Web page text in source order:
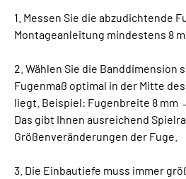
1. Messen Sie die abzudichtende
Montageanleitung mindestens 8
2. Wählen Sie die Banddimension
Fugenmaß optimal in der Mitte
liegt. Beispiel: Fugenbreite 8 mm
Das gibt Ihnen ausreichend
Größenveränderungen der Fuge.
3. Die Einbautiefe muss immer